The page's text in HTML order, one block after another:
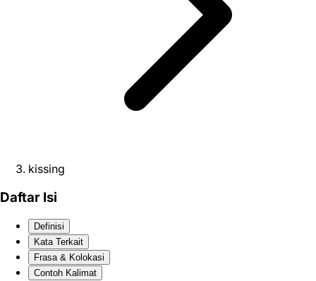
kissing
Daftar Isi
Definisi
Kata Terkait
Frasa & Kolokasi
Contoh Kalimat